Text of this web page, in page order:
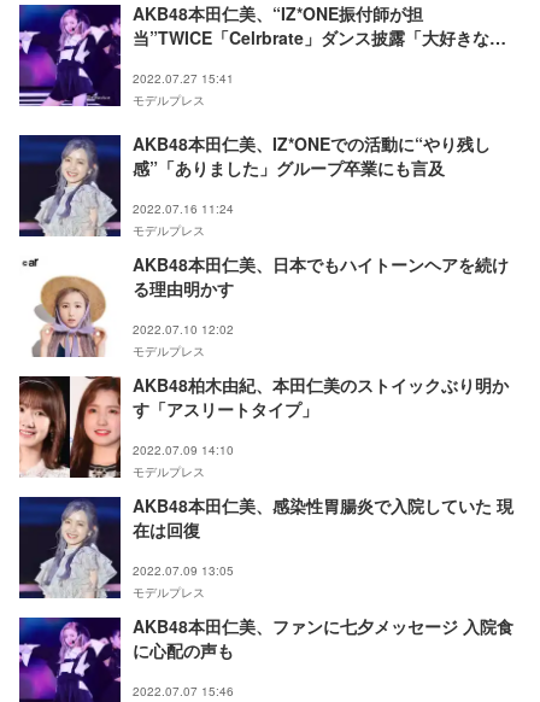
AKB48本田仁美、“IZ*ONE振付師が担
当”TWICE「Celrbrate」ダンス披露「大好きな
2022.07.27 15:41
モデルプレス
AKB48本田仁美、IZ*ONEでの活動に“やり残し
感”「ありました」グループ卒業にも言及
2022.07.16 11:24
モデルプレス
AKB48本田仁美、日本でもハイトーンヘアを続け
る理由明かす
2022.07.10 12:02
モデルプレス
AKB48柏木由紀、本田仁美のストイックぶり明か
す「アスリートタイプ」
2022.07.09 14:10
モデルプレス
AKB48本田仁美、感染性胃腸炎で入院していた 現
在は回復
2022.07.09 13:05
モデルプレス
AKB48本田仁美、ファンに七夕メッセージ 入院食
に心配の声も
2022.07.07 15:46